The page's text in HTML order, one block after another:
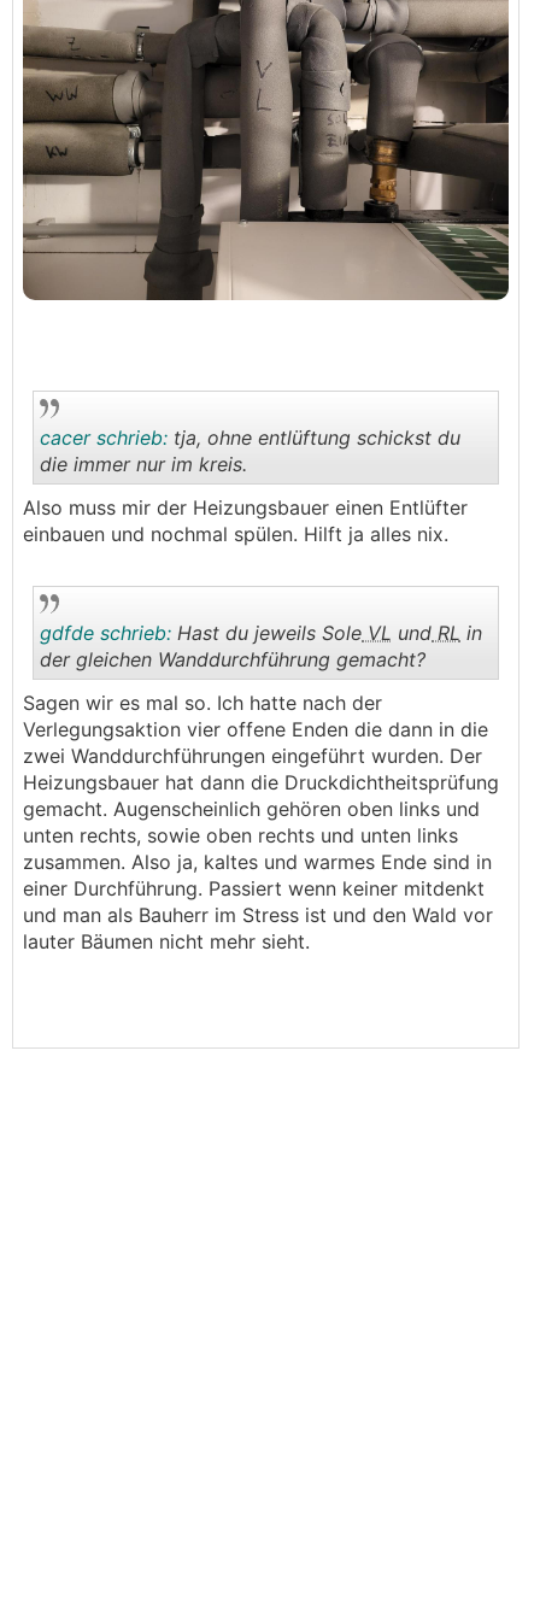
..
cacer schrieb: tja, ohne entlüftung schickst du
die immer nur im kreis.
Also muss mir der Heizungsbauer einen Entlüfter
einbauen und nochmal spülen. Hilft ja alles nix.
..
gdfde schrieb: Hast du jeweils Sole VL und RL in
der gleichen Wanddurchführung gemacht?
Sagen wir es mal so. Ich hatte nach der
Verlegungsaktion vier offene Enden die dann in die
zwei Wanddurchführungen eingeführt wurden. Der
Heizungsbauer hat dann die Druckdichtheitsprüfung
gemacht. Augenscheinlich gehören oben links und
unten rechts, sowie oben rechts und unten links
zusammen. Also ja, kaltes und warmes Ende sind in
einer Durchführung. Passiert wenn keiner mitdenkt
und man als Bauherr im Stress ist und den Wald vor
lauter Bäumen nicht mehr sieht.